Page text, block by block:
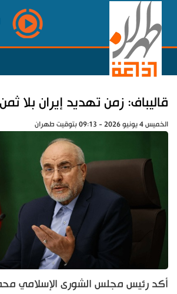
قاليباف: زمن تهديد إيران بلا
الخميس 4 يونيو 2026 - 09:13 بتوقيت طهران
أكد رئيس مجلس الشورى الإسلامي